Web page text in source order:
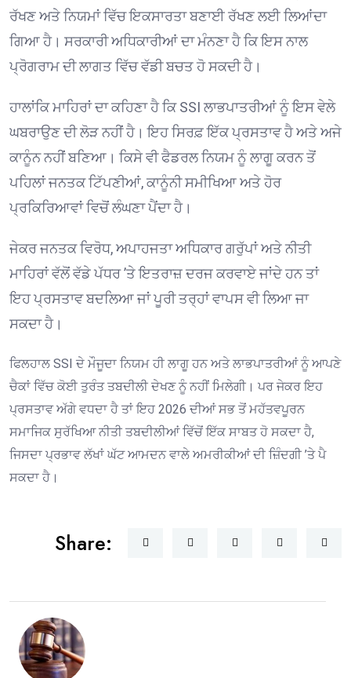
ਰੱਖਣ ਅਤੇ ਨਿਯਮਾਂ ਵਿੱਚ ਇਕਸਾਰਤਾ ਬਣਾਈ ਰੱਖਣ ਲਈ ਲਿਆਂਦਾ
ਗਿਆ ਹੈ। ਸਰਕਾਰੀ ਅਧਿਕਾਰੀਆਂ ਦਾ ਮੰਨਣਾ ਹੈ ਕਿ ਇਸ ਨਾਲ
ਪ੍ਰੋਗਰਾਮ ਦੀ ਲਾਗਤ ਵਿੱਚ ਵੱਡੀ ਬਚਤ ਹੋ ਸਕਦੀ ਹੈ।
ਹਾਲਾਂਕਿ ਮਾਹਿਰਾਂ ਦਾ ਕਹਿਣਾ ਹੈ ਕਿ SSI ਲਾਭਪਾਤਰੀਆਂ ਨੂੰ ਇਸ ਵੇਲੇ
ਘਬਰਾਉਣ ਦੀ ਲੋੜ ਨਹੀਂ ਹੈ। ਇਹ ਸਿਰਫ਼ ਇੱਕ ਪ੍ਰਸਤਾਵ ਹੈ ਅਤੇ ਅਜੇ
ਕਾਨੂੰਨ ਨਹੀਂ ਬਣਿਆ। ਕਿਸੇ ਵੀ ਫੈਡਰਲ ਨਿਯਮ ਨੂੰ ਲਾਗੂ ਕਰਨ ਤੋਂ
ਪਹਿਲਾਂ ਜਨਤਕ ਟਿੱਪਣੀਆਂ, ਕਾਨੂੰਨੀ ਸਮੀਖਿਆ ਅਤੇ ਹੋਰ
ਪ੍ਰਕਿਰਿਆਵਾਂ ਵਿਚੋਂ ਲੰਘਣਾ ਪੈਂਦਾ ਹੈ।
ਜੇਕਰ ਜਨਤਕ ਵਿਰੋਧ, ਅਪਾਹਜਤਾ ਅਧਿਕਾਰ ਗਰੁੱਪਾਂ ਅਤੇ ਨੀਤੀ
ਮਾਹਿਰਾਂ ਵੱਲੋਂ ਵੱਡੇ ਪੱਧਰ ’ਤੇ ਇਤਰਾਜ਼ ਦਰਜ ਕਰਵਾਏ ਜਾਂਦੇ ਹਨ ਤਾਂ
ਇਹ ਪ੍ਰਸਤਾਵ ਬਦਲਿਆ ਜਾਂ ਪੂਰੀ ਤਰ੍ਹਾਂ ਵਾਪਸ ਵੀ ਲਿਆ ਜਾ
ਸਕਦਾ ਹੈ।
ਫਿਲਹਾਲ SSI ਦੇ ਮੌਜੂਦਾ ਨਿਯਮ ਹੀ ਲਾਗੂ ਹਨ ਅਤੇ ਲਾਭਪਾਤਰੀਆਂ ਨੂੰ ਆਪਣੇ
ਚੈਕਾਂ ਵਿੱਚ ਕੋਈ ਤੁਰੰਤ ਤਬਦੀਲੀ ਦੇਖਣ ਨੂੰ ਨਹੀਂ ਮਿਲੇਗੀ। ਪਰ ਜੇਕਰ ਇਹ
ਪ੍ਰਸਤਾਵ ਅੱਗੇ ਵਧਦਾ ਹੈ ਤਾਂ ਇਹ 2026 ਦੀਆਂ ਸਭ ਤੋਂ ਮਹੱਤਵਪੂਰਨ
ਸਮਾਜਿਕ ਸੁਰੱਖਿਆ ਨੀਤੀ ਤਬਦੀਲੀਆਂ ਵਿੱਚੋਂ ਇੱਕ ਸਾਬਤ ਹੋ ਸਕਦਾ ਹੈ,
ਜਿਸਦਾ ਪ੍ਰਭਾਵ ਲੱਖਾਂ ਘੱਟ ਆਮਦਨ ਵਾਲੇ ਅਮਰੀਕੀਆਂ ਦੀ ਜ਼ਿੰਦਗੀ ’ਤੇ ਪੈ
ਸਕਦਾ ਹੈ।
Share: